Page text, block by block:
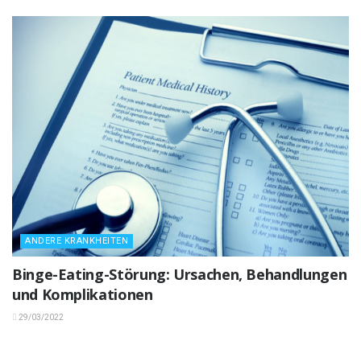
ANDERE KRANKHEITEN
Binge-Eating-Störung: Ursachen, Behandlungen
und Komplikationen
29/03/2022